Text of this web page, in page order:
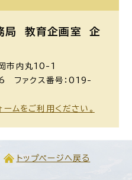
局 教育企画室
企
内丸10-1
ファクス番号：019-
ムをご利用ください。
トップページへ戻る